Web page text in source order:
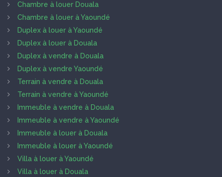
Chambre à louer Douala
Chambre à louer à Yaoundé
Duplex à louer à Yaoundé
Duplex à louer à Douala
Duplex à vendre à Douala
Duplex à vendre Yaoundé
Terrain à vendre à Douala
Terrain à vendre à Yaoundé
Immeuble à vendre à Douala
Immeuble à vendre à Yaoundé
Immeuble à louer à Douala
Immeuble à louer à Yaoundé
Villa à louer à Yaoundé
Villa à louer à Douala